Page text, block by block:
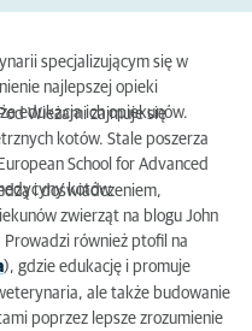
specjalizującym się w
najlepszej opieki
edukacja ich opiekunów.
Wieżami zajmuje się
kotów. Stale poszerza
School for Advanced
kotów.
i doświadczeniem,
zwierząt na blogu John
Prowadzi również ptofil na
), gdzie edukację i promuje
ale także budowanie
poprzez lepsze zrozumienie